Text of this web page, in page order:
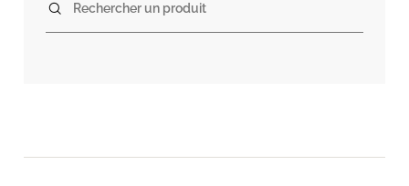
Rechercher un produit